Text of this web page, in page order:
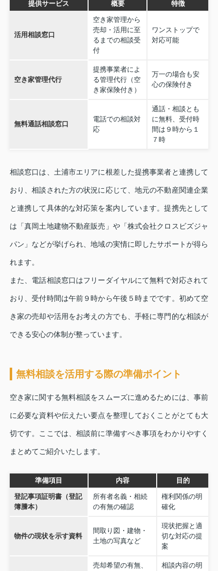
提供サービス 概要 特徴
活用相談窓口
空き家管理から
売却・活用に至
るまでの相談受
付
ワンストップで
対応可能
空き家管理代行
提携事業者によ
る管理代行（空
き家保険付き）
万一の場合も安
心の保険付き
無料通話相談窓口
電話での相談対
応
通話・相談とも
に無料、受付時
間は９時から１
７時
相談窓口は、土浦市エリアに根差した提携事業者と連携して
おり、相談された方の状況に応じて、地元の不動産関連企業
と連携して具体的な対応策を案内しています。提携先として
は「真岡土地建物不動産販売」や「株式会社クロスビズジャ
パン」などが挙げられ、地域の実情に即したサポートが得ら
れます。
また、電話相談窓口はフリーダイヤルにて無料で対応されて
おり、受付時間は午前９時から午後５時までです。初めて空
き家の売却や活用をお考えの方でも、手軽に専門的な相談が
できる安心の体制が整っています。
無料相談を活用する際の準備ポイント
空き家に関する無料相談をスムーズに進めるためには、事前
に必要な資料や伝えたい要点を整理しておくことがとても大
切です。ここでは、相談前に準備すべき事項をわかりやすく
まとめてご紹介いたします。
準備項目 内容 目的
登記事項証明書（登記
簿謄本）
所有者名義・相続
の有無の確認
権利関係の明
確化
物件の現状を示す資料
間取り図・建物・
土地の写真など
現状把握と適
切な対応の提
案
売却希望の有無、
相談内容の明